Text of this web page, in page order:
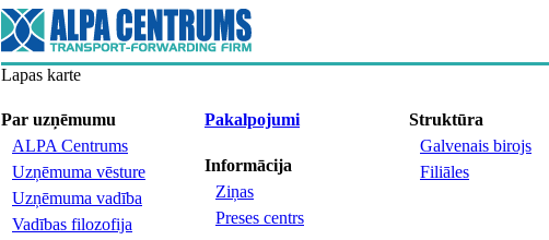
Lapas karte
Par uzņēmumu
ALPA Centrums
Uzņēmuma vēsture
Uzņēmuma vadība
Vadības filozofija
Pakalpojumi
Informācija
Ziņas
Preses centrs
Struktūra
Galvenais birojs
Filiāles